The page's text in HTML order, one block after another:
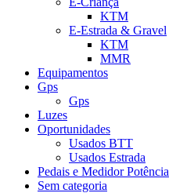
KTM
E-Estrada & Gravel
KTM
MMR
Equipamentos
Gps
Gps
Luzes
Oportunidades
Usados BTT
Usados Estrada
Pedais e Medidor Potência
Sem categoria